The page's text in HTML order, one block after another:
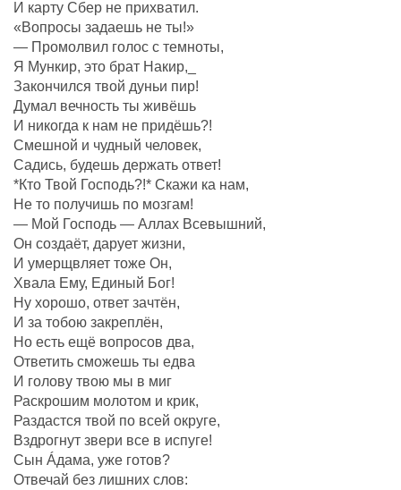
И карту Сбер не прихватил.
«Вопросы задаешь не ты!»
— Промолвил голос с темноты,
Я Мункир, это брат Накир,_
Закончился твой дуньи пир!
Думал вечность ты живёшь
И никогда к нам не придёшь?!
Смешной и чудный человек,
Садись, будешь держать ответ!
*Кто Твой Господь?!* Скажи ка нам,
Не то получишь по мозгам!
— Мой Господь — Аллах Всевышний,
Он создаëт, дарует жизни,
И умерщвляет тоже Он,
Хвала Ему, Единый Бог!
Ну хорошо, ответ зачтëн,
И за тобою закреплëн,
Но есть ещё вопросов два,
Ответить сможешь ты едва
И голову твою мы в миг
Раскрошим молотом и крик,
Раздастся твой по всей округе,
Вздрогнут звери все в испуге!
Сын Áдама, уже готов?
Отвечай без лишних слов: